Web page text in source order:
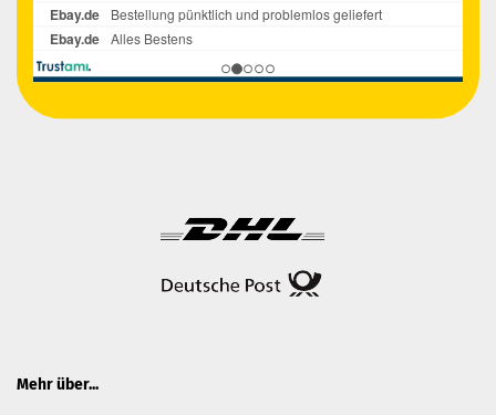
Mehr über...